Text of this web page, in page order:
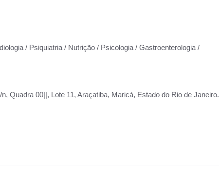
/ Psiquiatria / Nutrição / Psicologia / Gastroenterologia /
Quadra 00||, Lote 11, Araçatiba, Maricá, Estado do Rio de Janeiro.